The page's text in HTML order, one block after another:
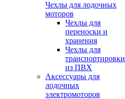
Чехлы для лодочных
моторов
Чехлы для
переноски и
хранения
Чехлы для
транспортировки
из ПВХ
Аксессуары для
лодочных
электромоторов